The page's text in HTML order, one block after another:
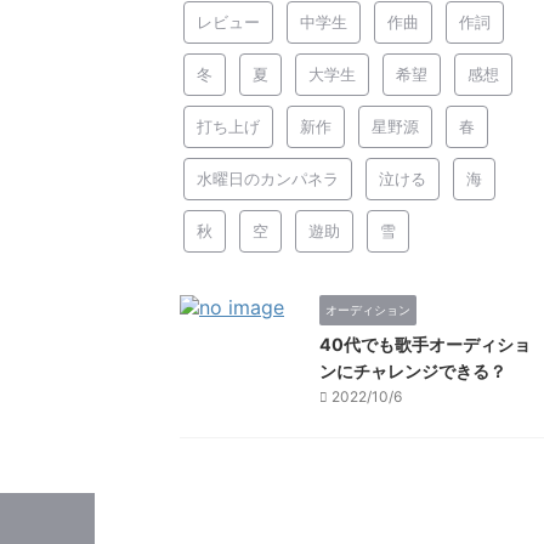
レビュー 中学生 作曲 作詞
冬 夏 大学生 希望 感想
打ち上げ 新作 星野源 春
水曜日のカンパネラ 泣ける 海
秋 空 遊助 雪
オーディション
40代でも歌手オーディショ
ンにチャレンジできる？
2022/10/6